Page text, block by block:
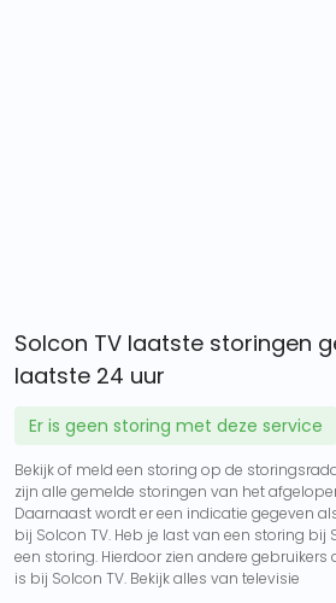
Solcon TV laatste storingen
laatste 24 uur
Er is geen storing met deze service
Bekijk of meld een storing op de
zijn alle gemelde storingen van het
Daarnaast wordt er een indicatie gegeven
bij Solcon TV. Heb je last van een storing bij
een storing. Hierdoor zien andere
is bij Solcon TV. Bekijk alles van televisie